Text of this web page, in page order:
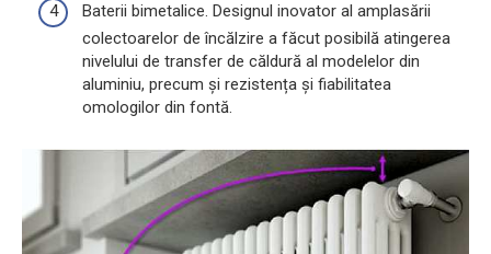
Baterii bimetalice. Designul inovator al amplasării
colectoarelor de încălzire a făcut posibilă atingerea
nivelului de transfer de căldură al modelelor din
aluminiu, precum și rezistența și fiabilitatea
omologilor din fontă.